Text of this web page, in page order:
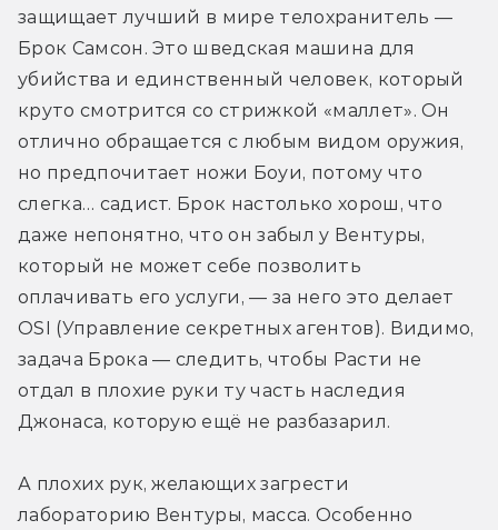
защищает лучший в мире телохранитель —
Брок Самсон. Это шведская машина для
убийства и единственный человек, который
круто смотрится со стрижкой «маллет». Он
отлично обращается с любым видом оружия,
но предпочитает ножи Боуи, потому что
слегка… садист. Брок настолько хорош, что
даже непонятно, что он забыл у Вентуры,
который не может себе позволить
оплачивать его услуги, — за него это делает
OSI (Управление секретных агентов). Видимо,
задача Брока — следить, чтобы Расти не
отдал в плохие руки ту часть наследия
Джонаса, которую ещё не разбазарил.
А плохих рук, желающих загрести
лабораторию Вентуры, масса. Особенно